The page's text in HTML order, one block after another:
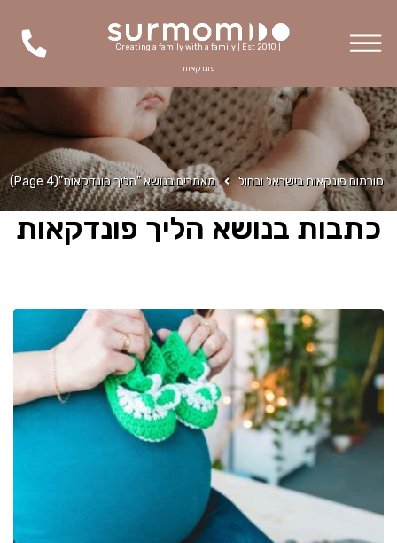
Creating a family with a family | Est 2010 |
פונדקאות
סורמום פונקאות בישראל ובחול מאמרים בנושא "הליך פונדקאות"(Page 4)
כתבות בנושא הליך פונדקאות